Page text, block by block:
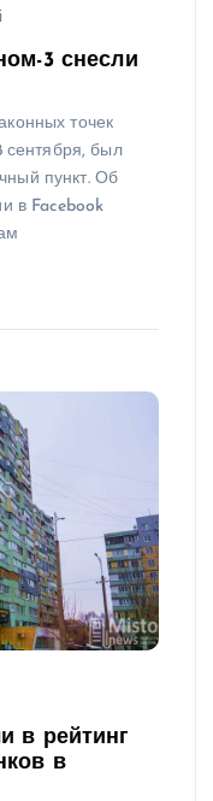
3 снесли
точек
сентября, был
пункт. Об
в Facebook
в рейтинг
в